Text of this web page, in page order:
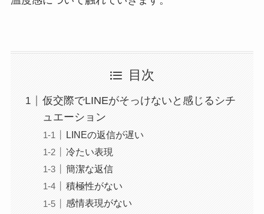
目次
仮交際でLINEがそっけないと感じるシチ
ュエーション
LINEの返信が遅い
冷たい表現
簡潔な返信
積極性がない
感情表現がない